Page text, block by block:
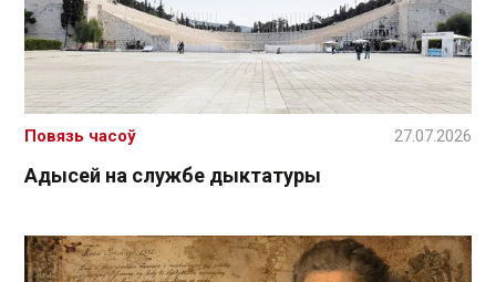
Адысей на службе дыктатуры
Повязь часоў 27.07.2026